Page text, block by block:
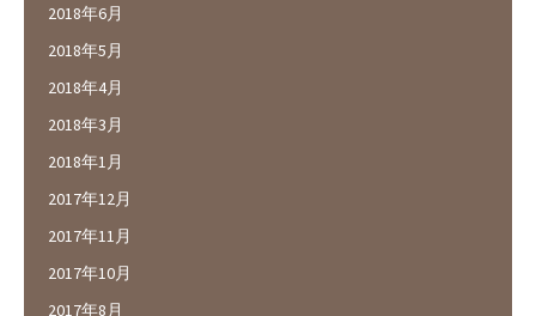
2018年6月
2018年5月
2018年4月
2018年3月
2018年1月
2017年12月
2017年11月
2017年10月
2017年8月